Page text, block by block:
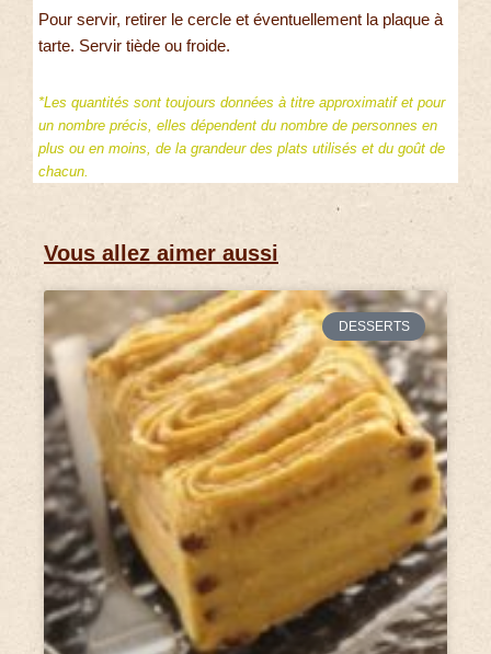
Pour servir, retirer le cercle et éventuellement la plaque à
tarte. Servir tiède ou froide.
*Les quantités sont toujours données à titre approximatif et pour
un nombre précis, elles dépendent du nombre de personnes en
plus ou en moins, de la grandeur des plats utilisés et du goût de
chacun.
Vous allez aimer aussi
DESSERTS